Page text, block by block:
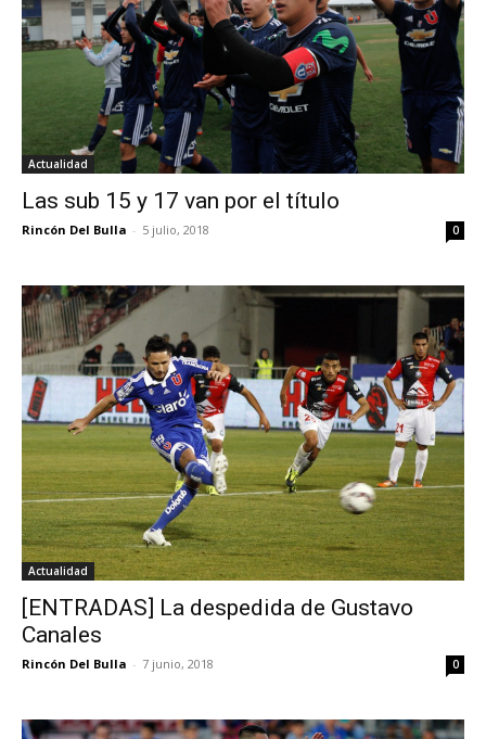
Actualidad
Las sub 15 y 17 van por el título
Rincón Del Bulla - 5 julio, 2018 0
Actualidad
[ENTRADAS] La despedida de Gustavo
Canales
Rincón Del Bulla - 7 junio, 2018 0